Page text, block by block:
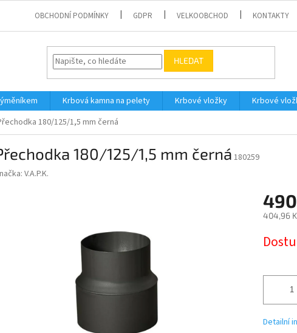
OBCHODNÍ PODMÍNKY GDPR VELKOOBCHOD KONTAKTY
HLEDAT
Krbová kamna na pelety Krbové vložky Krbové
180/125/1,5 mm černá
180/125/1,5 mm černá 180259
V.A.P.K.
404,96
cena:
Detailní